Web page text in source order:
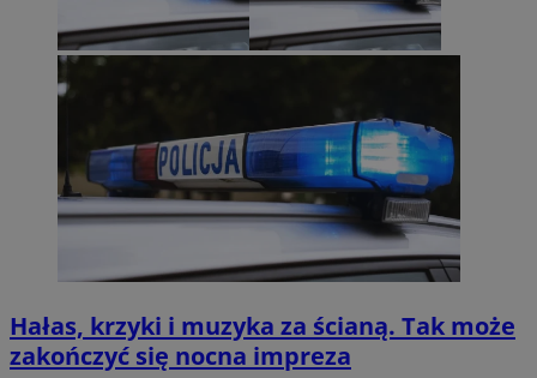
Hałas, krzyki i muzyka za ścianą. Tak może
zakończyć się nocna impreza